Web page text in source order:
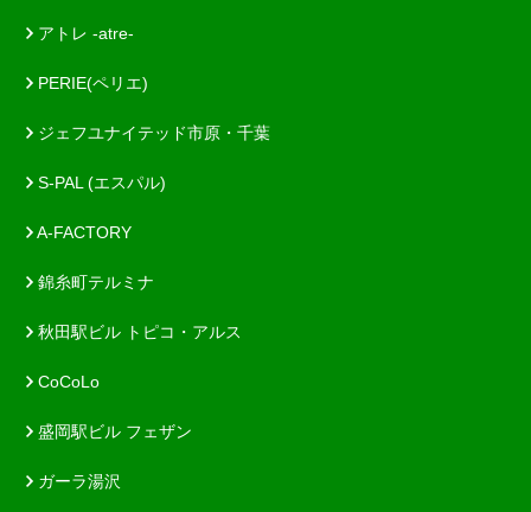
アトレ -atre-
PERIE(ペリエ)
ジェフユナイテッド市原・千葉
S-PAL (エスパル)
A-FACTORY
錦糸町テルミナ
秋田駅ビル トピコ・アルス
CoCoLo
盛岡駅ビル フェザン
ガーラ湯沢